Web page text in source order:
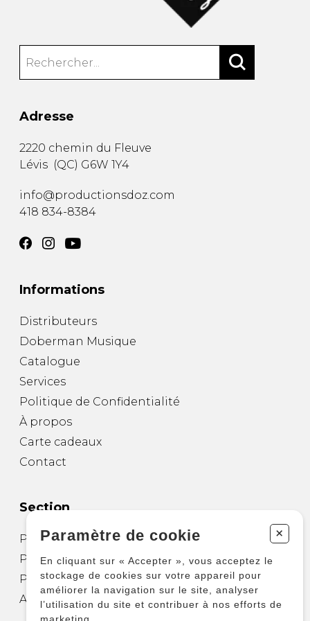
Adresse
2220 chemin du Fleuve
Lévis (QC) G6W 1Y4
info@productionsdoz.com
418 834-8384
Informations
Distributeurs
Doberman Musique
Catalogue
Services
Politique de Confidentialité
À propos
Carte cadeaux
Contact
Section
Partitions pour guitare
Partitions pour autres instruments
Partitions pour ensembles
Autres produits
Paramètre de cookie +
En cliquant sur « Accepter », vous acceptez le
stockage de cookies sur votre appareil pour
améliorer la navigation sur le site, analyser
l’utilisation du site et contribuer à nos efforts de